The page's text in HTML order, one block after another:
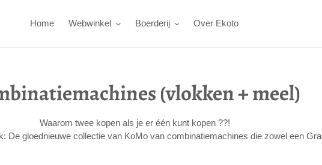
Home Webwinkel Boerderij Over Ekoto
(vlokken + meel)
Waarom twee kopen als je er één kunt kopen ??!
De gloednieuwe collectie van KoMo van combinatiemachines die zowel een